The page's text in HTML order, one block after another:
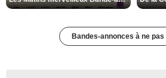
Bandes-annonces à ne pas